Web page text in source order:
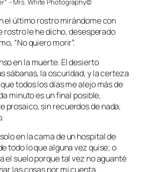
– Mrs. White Photography©
el último rostro mirándome con
rostro le he dicho, desesperado
“No quiero morir”.
en la muerte. El desierto
sábanas, la oscuridad, y la certeza
todos los días me alejo más de
minuto es un final posible,
prosaico, sin recuerdos de nada,
en la cama de un hospital de
todo lo que alguna vez quise; o
el suelo porque tal vez no aguanté
las cosas por mi cuenta.